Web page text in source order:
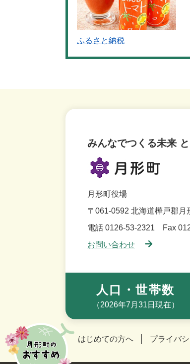
ふるさと納税
みんなでつくる未来
月形町役場
〒061-0592 北海道樺戸郡月
電話 0126-53-2321
Fax
お問い合わせ
人口・世帯数
（2026年7月31日現在）
はじめての方へ プライバ